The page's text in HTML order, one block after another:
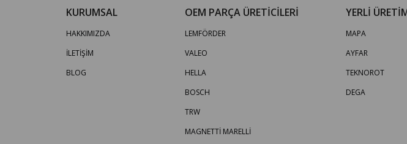
KURUMSAL
HAKKIMIZDA
İLETİŞİM
BLOG
OEM PARÇA ÜRETİCİLERİ
LEMFÖRDER
VALEO
HELLA
BOSCH
TRW
MAGNETTİ MARELLİ
YERLİ
MAPA
AYFAR
TEKNOROT
DEGA